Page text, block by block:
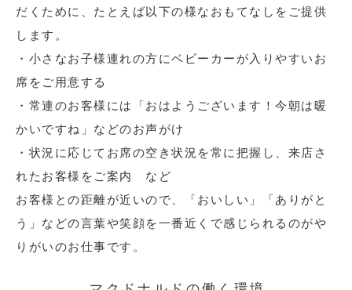
だくために、たとえば以下の様なおもてなしをご提供
します。
・小さなお子様連れの方にベビーカーが入りやすいお
席をご用意する
・常連のお客様には「おはようございます！今朝は暖
かいですね」などのお声がけ
・状況に応じてお席の空き状況を常に把握し、来店さ
れたお客様をご案内 など
お客様との距離が近いので、「おいしい」「ありがと
う」などの言葉や笑顔を一番近くで感じられるのがや
りがいのお仕事です。